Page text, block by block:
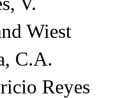
Wiest
C.A.
Reyes